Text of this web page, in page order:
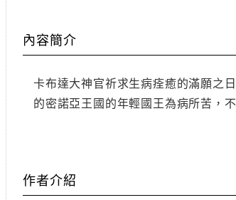
內容簡介
卡布達大神官祈求生病痊癒的滿願之
的密諾亞王國的年輕國王為病所苦，
作者介紹